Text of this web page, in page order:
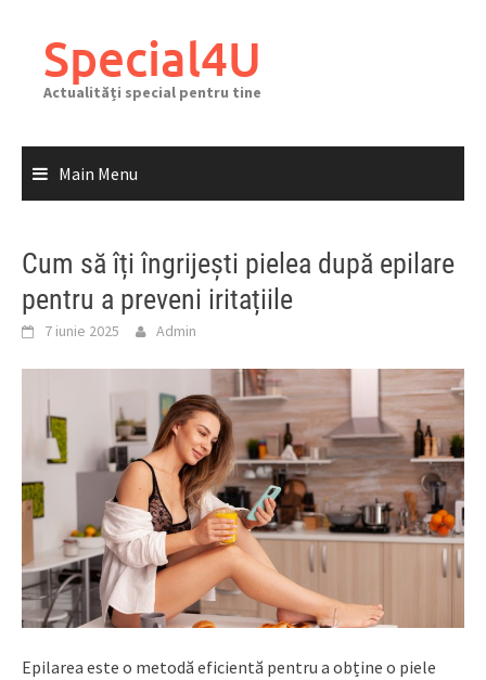
contentSpecial4U
Actualități special pentru tine
Main Menu
Cum să îți îngrijești pielea după epilare
pentru a preveni iritațiile
7 iunie 2025 Admin
Epilarea este o metodă eficientă pentru a obține o piele